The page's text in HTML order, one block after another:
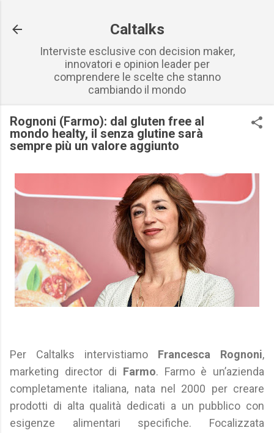
Caltalks
Interviste esclusive con decision maker,
innovatori e opinion leader per
comprendere le scelte che stanno
cambiando il mondo
Rognoni (Farmo): dal gluten free al
mondo healty, il senza glutine sarà
sempre più un valore aggiunto
Per Caltalks intervistiamo Francesca Rognoni,
marketing director di Farmo. Farmo è un’azienda
completamente italiana, nata nel 2000 per creare
prodotti di alta qualità dedicati a un pubblico con
esigenze alimentari specifiche. Focalizzata